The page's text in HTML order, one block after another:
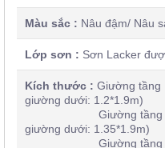
Màu sắc : Nâu đậm/ Nâu
Lớp sơn : Sơn Lacker
Kích thước : Giường tầng
giường dưới: 1.2*1.9m)
Giường tầng 1.35m
giường dưới: 1.35*1.9m)
Giường tầng 1.5m